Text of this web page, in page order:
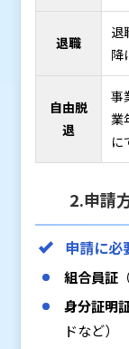
退職
退
降
自由脱
退
事
業
に
2.申請
申請に必
組合員証
身分証明
ドなど）